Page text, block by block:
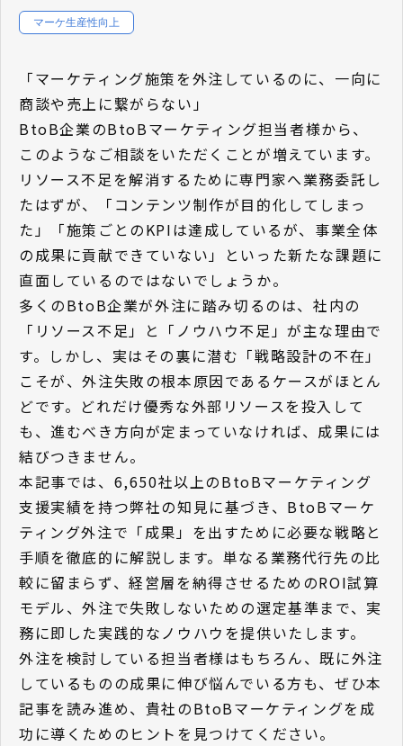
マーケ生産性向上
「マーケティング施策を外注しているのに、一向に
商談や売上に繋がらない」
BtoB企業のBtoBマーケティング担当者様から、
このようなご相談をいただくことが増えています。
リソース不足を解消するために専門家へ業務委託し
たはずが、「コンテンツ制作が目的化してしまっ
た」「施策ごとのKPIは達成しているが、事業全体
の成果に貢献できていない」といった新たな課題に
直面しているのではないでしょうか。
多くのBtoB企業が外注に踏み切るのは、社内の
「リソース不足」と「ノウハウ不足」が主な理由で
す。しかし、実はその裏に潜む「戦略設計の不在」
こそが、外注失敗の根本原因であるケースがほとん
どです。どれだけ優秀な外部リソースを投入して
も、進むべき方向が定まっていなければ、成果には
結びつきません。
本記事では、6,650社以上のBtoBマーケティング
支援実績を持つ弊社の知見に基づき、BtoBマーケ
ティング外注で「成果」を出すために必要な戦略と
手順を徹底的に解説します。単なる業務代行先の比
較に留まらず、経営層を納得させるためのROI試算
モデル、外注で失敗しないための選定基準まで、実
務に即した実践的なノウハウを提供いたします。
外注を検討している担当者様はもちろん、既に外注
しているものの成果に伸び悩んでいる方も、ぜひ本
記事を読み進め、貴社のBtoBマーケティングを成
功に導くためのヒントを見つけてください。